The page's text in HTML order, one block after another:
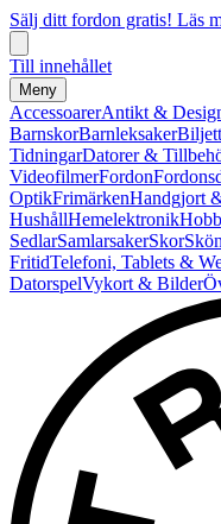
Sälj ditt fordon gratis! Läs
Till innehållet
Meny
AccessoarerAntikt &
BarnskorBarnleksaker
TidningarDatorer &
VideofilmerFordon
OptikFrimärkenHandgjort
HushållHemelektronik
SedlarSamlarsakerSkor
FritidTelefoni, Tablets &
DatorspelVykort & Bilder